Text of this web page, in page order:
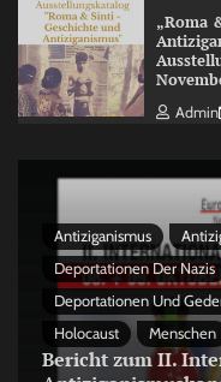
„Roma
Admin
Antiziganismus
Deportationen Der Nazis
Deportationen Und
Holocaust
Menschen
Bericht zum II.